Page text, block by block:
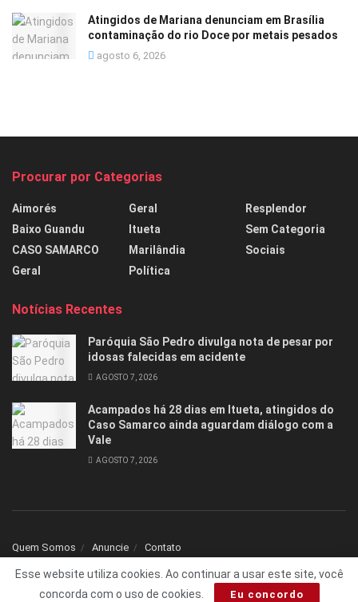
Atingidos de Mariana denunciam em Brasília
contaminação do rio Doce por metais pesados
agosto 6, 2026
Procurar por Categorias
Aimorés
Baixo Guandu
CASO SAMARCO
Geral
Geral
Itueta
Marilândia
Política
Resplendor
Sem Categoria
Sociais
Notícias Recentes
Paróquia São Pedro divulga nota de pesar por
idosas falecidas em acidente
AGOSTO 7, 2026
Acampados há 28 dias em Itueta, atingidos do
Caso Samarco ainda aguardam diálogo com a
Vale
AGOSTO 7, 2026
Quem Somos Anuncie Contato
© 2025 Todos os direitos reservados Folha1 - Desenvolvido por dNNr Dev
Esse website utiliza cookies. Ao continuar a usar este site, você
concorda com o uso de cookies.
Eu concordo